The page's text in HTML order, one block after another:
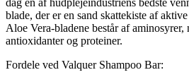
dag én af hudplejeindustriens bedste
blade, der er en sand skattekiste af
Aloe Vera-bladene består af aminosyrer,
antioxidanter og proteiner.
Fordele ved Valquer Shampoo Bar: